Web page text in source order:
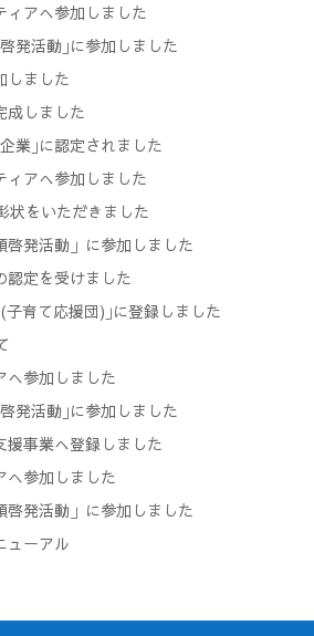
ィアへ参加しました
発活動｣に参加しました
しました
成しました
業｣に認定されました
ィアへ参加しました
状をいただきました
啓発活動」に参加しました
認定を受けました
育て応援団)｣に登録しました
へ参加しました
発活動｣に参加しました
援事業へ登録しました
へ参加しました
啓発活動」に参加しました
ューアル